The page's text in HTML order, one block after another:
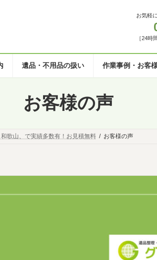
お気軽
［24時
遺品・不用品の扱い 作業事例・お客
お客様の声
歌山、で実績多数有！お見積無料 お客様の声